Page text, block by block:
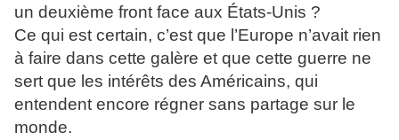
un deuxième front face aux États-Unis ?
Ce qui est certain, c’est que l’Europe n’avait rien
à faire dans cette galère et que cette guerre ne
sert que les intérêts des Américains, qui
entendent encore régner sans partage sur le
monde.